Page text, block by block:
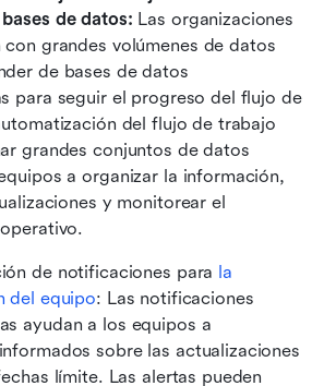
de datos: Las organizaciones
grandes volúmenes de datos
de bases de datos
para seguir el progreso del flujo de
del flujo de trabajo
grandes conjuntos de datos
a organizar la información,
y monitorear el
de notificaciones para la
del equipo: Las notificaciones
ayudan a los equipos a
sobre las actualizaciones
límite. Las alertas pueden